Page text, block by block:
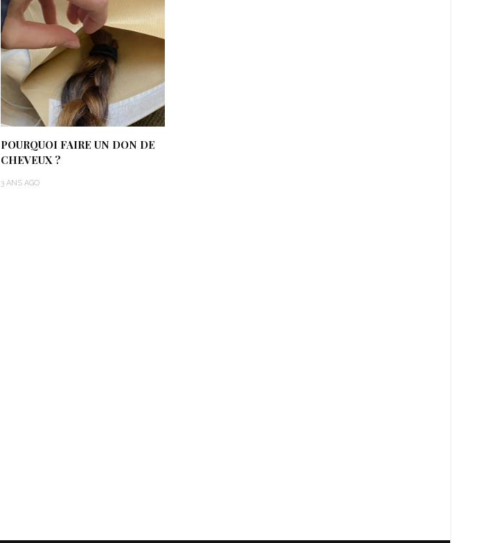
POURQUOI FAIRE UN DON DE
CHEVEUX ?
3 ANS AGO